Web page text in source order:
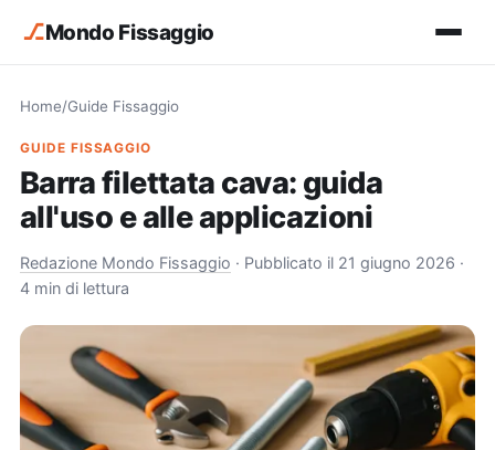
⎇Mondo Fissaggio
Home/Guide Fissaggio
GUIDE FISSAGGIO
Barra filettata cava: guida
all'uso e alle applicazioni
Redazione Mondo Fissaggio · Pubblicato il 21 giugno 2026 ·
4 min di lettura